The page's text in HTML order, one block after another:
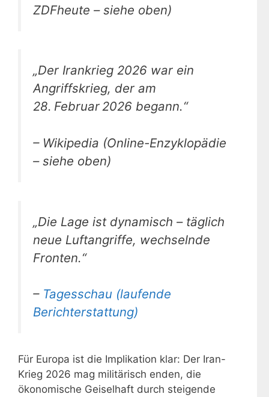
ZDFheute – siehe oben)
„Der Irankrieg 2026 war ein
Angriffskrieg, der am
28. Februar 2026 begann.“
– Wikipedia (Online-Enzyklopädie
– siehe oben)
„Die Lage ist dynamisch – täglich
neue Luftangriffe, wechselnde
Fronten.“
– Tagesschau (laufende
Berichterstattung)
Für Europa ist die Implikation klar: Der Iran-
Krieg 2026 mag militärisch enden, die
ökonomische Geiselhaft durch steigende